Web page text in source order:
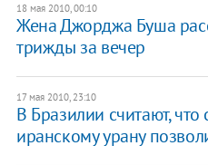
18 мая 2010, 00:10
Жена Джорджа Буша
трижды за вечер
17 мая 2010, 23:10
В Бразилии считают,
иранскому урану